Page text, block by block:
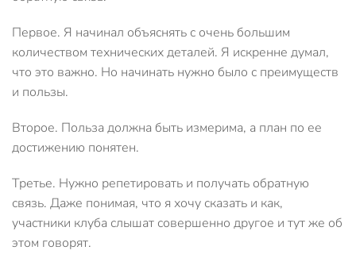
Первое. Я начинал объяснять с очень большим
количеством технических деталей. Я искренне думал,
что это важно. Но начинать нужно было с преимуществ
и пользы.
Второе. Польза должна быть измерима, а план по ее
достижению понятен.
Третье. Нужно репетировать и получать обратную
связь. Даже понимая, что я хочу сказать и как,
участники клуба слышат совершенно другое и тут же об
этом говорят.